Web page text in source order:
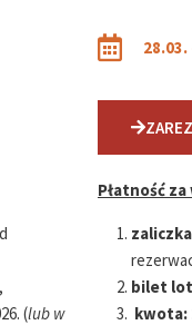
(lub w
Płatność
bilet
kwota: